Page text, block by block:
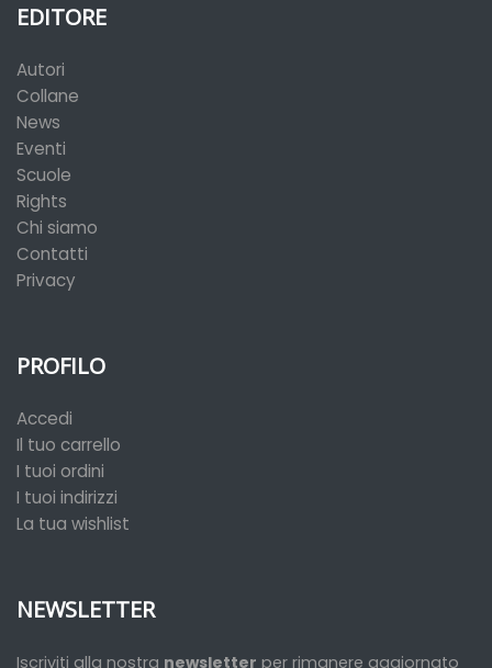
EDITORE
Autori
Collane
News
Eventi
Scuole
Rights
Chi siamo
Contatti
Privacy
PROFILO
Accedi
Il tuo carrello
I tuoi ordini
I tuoi indirizzi
La tua wishlist
NEWSLETTER
Iscriviti alla nostra newsletter per rimanere aggiornato